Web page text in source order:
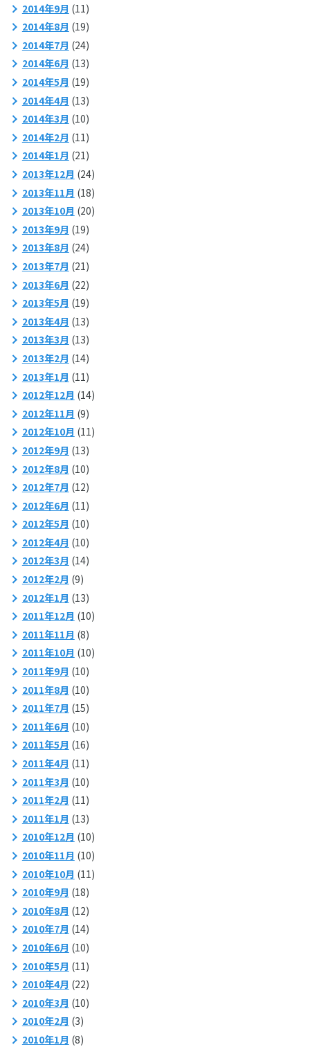
2014年9月 (11)
2014年8月 (19)
2014年7月 (24)
2014年6月 (13)
2014年5月 (19)
2014年4月 (13)
2014年3月 (10)
2014年2月 (11)
2014年1月 (21)
2013年12月 (24)
2013年11月 (18)
2013年10月 (20)
2013年9月 (19)
2013年8月 (24)
2013年7月 (21)
2013年6月 (22)
2013年5月 (19)
2013年4月 (13)
2013年3月 (13)
2013年2月 (14)
2013年1月 (11)
2012年12月 (14)
2012年11月 (9)
2012年10月 (11)
2012年9月 (13)
2012年8月 (10)
2012年7月 (12)
2012年6月 (11)
2012年5月 (10)
2012年4月 (10)
2012年3月 (14)
2012年2月 (9)
2012年1月 (13)
2011年12月 (10)
2011年11月 (8)
2011年10月 (10)
2011年9月 (10)
2011年8月 (10)
2011年7月 (15)
2011年6月 (10)
2011年5月 (16)
2011年4月 (11)
2011年3月 (10)
2011年2月 (11)
2011年1月 (13)
2010年12月 (10)
2010年11月 (10)
2010年10月 (11)
2010年9月 (18)
2010年8月 (12)
2010年7月 (14)
2010年6月 (10)
2010年5月 (11)
2010年4月 (22)
2010年3月 (10)
2010年2月 (3)
2010年1月 (8)